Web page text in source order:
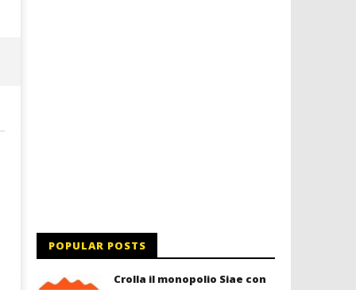
POPULAR POSTS
Crolla il monopolio Siae con